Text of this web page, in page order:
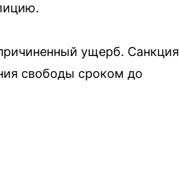
ущерб. Санкция
свободы сроком до